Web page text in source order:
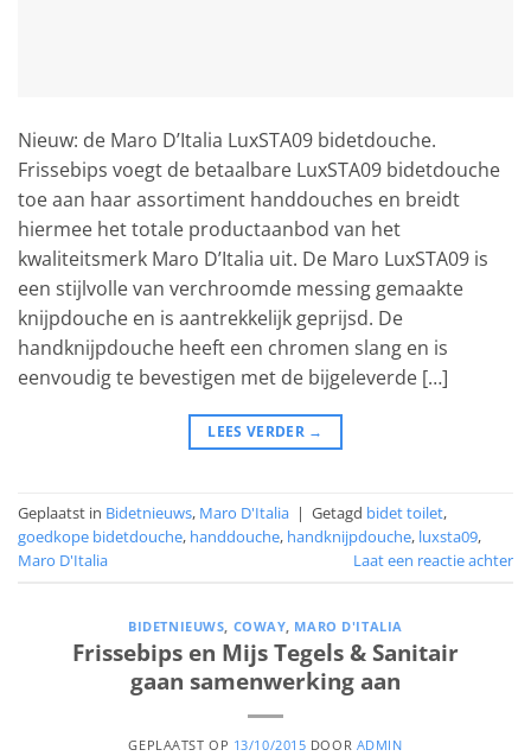
Nieuw: de Maro D’Italia LuxSTA09 bidetdouche.
Frissebips voegt de betaalbare LuxSTA09 bidetdouche
toe aan haar assortiment handdouches en breidt
hiermee het totale productaanbod van het
kwaliteitsmerk Maro D’Italia uit. De Maro LuxSTA09 is
een stijlvolle van verchroomde messing gemaakte
knijpdouche en is aantrekkelijk geprijsd. De
handknijpdouche heeft een chromen slang en is
eenvoudig te bevestigen met de bijgeleverde […]
LEES VERDER →
Geplaatst in Bidetnieuws, Maro D'Italia | Getagd bidet toilet,
goedkope bidetdouche, handdouche, handknijpdouche, luxsta09,
Maro D'Italia
Laat een reactie achter
BIDETNIEUWS COWAY MARO D'ITALIA
Frissebips en Mijs Tegels & Sanitair
gaan samenwerking aan
GEPLAATST OP 13/10/2015 DOOR ADMIN